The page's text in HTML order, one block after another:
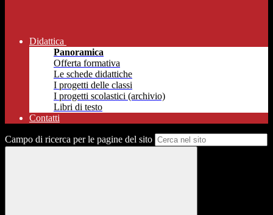
Didattica
Panoramica
Offerta formativa
Le schede didattiche
I progetti delle classi
I progetti scolastici (archivio)
Libri di testo
Contatti
Campo di ricerca per le pagine del sito